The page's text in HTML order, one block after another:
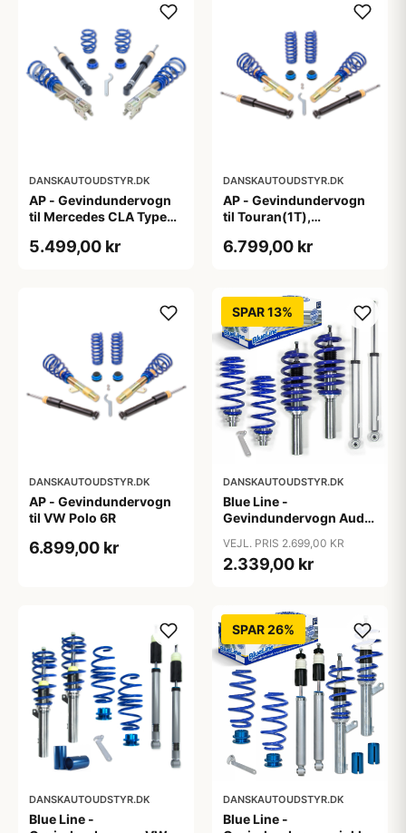
DANSKAUTOUDSTYR.DK
AP - Gevindundervogn
til Mercedes CLA Type
5.499,00 kr
DANSKAUTOUDSTYR.DK
AP - Gevindundervogn
til Touran(1T),
Quattro(8P), fjedreben
6.799,00 kr
DANSKAUTOUDSTYR.DK
AP - Gevindundervogn
til VW Polo 6R
6.899,00 kr
SPAR 13%
DANSKAUTOUDSTYR.DK
Blue Line -
Gevindundervogn Audi
TDI/2.0 TFSI/2.7/3.0
TDI/3.2 FSI, 2007-2011
VEJL. PRIS 2.699,00 KR
2.339,00 kr
DANSKAUTOUDSTYR.DK
Blue Line -
SPAR 26%
DANSKAUTOUDSTYR.DK
Blue Line -